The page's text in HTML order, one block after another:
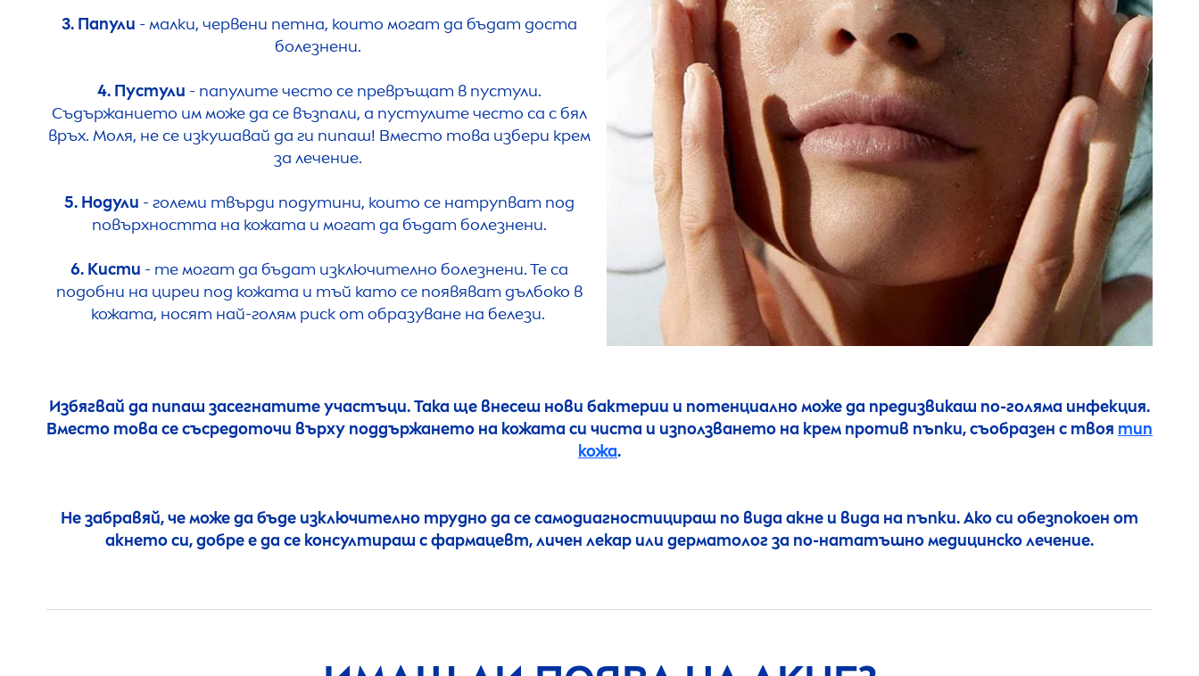
3. Папули - малки, червени петна, които могат да бъдат доста
болезнени.
4. Пустули - папулите често се превръщат в пустули.
Съдържанието им може да се възпали, а пустулите често са с бял
връх. Моля, не се изкушавай да ги пипаш! Вместо това избери крем
за лечение.
5. Нодули - големи твърди подутини, които се натрупват под
повърхността на кожата и могат да бъдат болезнени.
6. Кисти - те могат да бъдат изключително болезнени. Те са
подобни на циреи под кожата и тъй като се появяват дълбоко в
кожата, носят най-голям риск от образуване на белези.
Избягвай да пипаш засегнатите участъци. Така ще внесеш нови бактерии и потенциално може да предизвикаш по-голяма инфекция.
Вместо това се съсредоточи върху поддържането на кожата си чиста и използването на крем против пъпки, съобразен с твоя тип
кожа.
Не забравяй, че може да бъде изключително трудно да се самодиагностицираш по вида акне и вида на пъпки. Ако си обезпокоен от
акнето си, добре е да се консултираш с фармацевт, личен лекар или дерматолог за по-нататъшно медицинско лечение.